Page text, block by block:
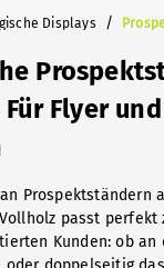
Displays /
Flyer und
Prospektständern
passt perfekt
Kunden: ob an